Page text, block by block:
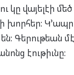
կը վայելէի
խորհեր:
Գերութեան
էութիւնը: